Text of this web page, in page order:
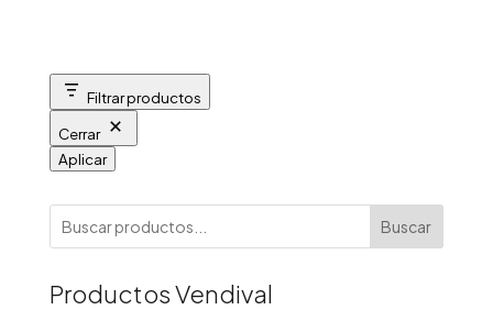
Filtrar productos
Cerrar
Aplicar
Buscar
Productos Vendival